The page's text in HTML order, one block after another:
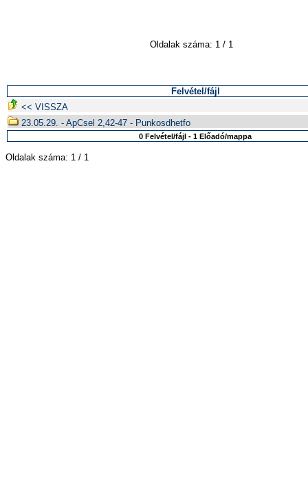
Oldalak száma: 1 / 1
Felvétel/fájl
<< VISSZA
23.05.29. - ApCsel 2,42-47 - Punkosdhetfo
0 Felvétel/fájl - 1 Előadó/mappa
Oldalak száma: 1 / 1